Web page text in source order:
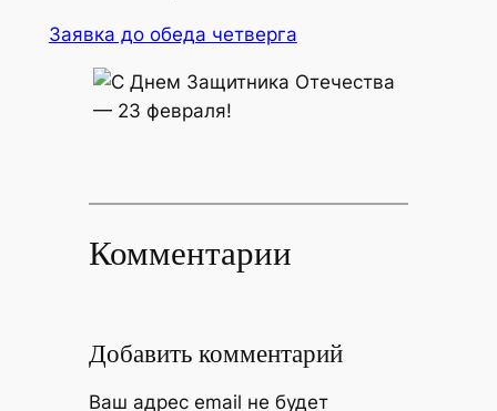
Заявка до обеда четверга
Комментарии
Добавить комментарий
Ваш адрес email не будет